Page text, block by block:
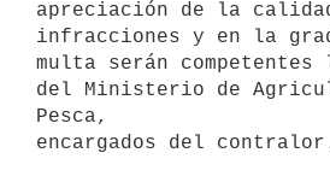
apreciación de la
infracciones y en la
multa serán competentes
del Ministerio de
Pesca,
encargados del